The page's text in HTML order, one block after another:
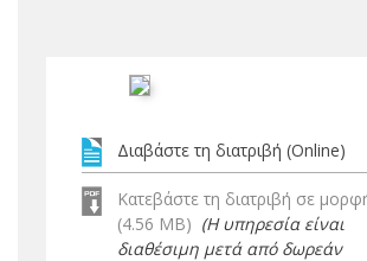
Διαβάστε τη διατριβή (Online)
Κατεβάστε τη διατριβή σε
(4.56 MB) (Η υπηρεσία είναι
διαθέσιμη μετά από δωρεάν